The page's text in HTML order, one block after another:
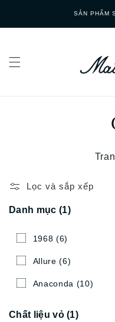
SẢN PHẨM
Lọc và sắp xếp
Danh mục (1)
1968 (6)
Allure (6)
Anaconda (10)
Chất liệu vỏ(1)